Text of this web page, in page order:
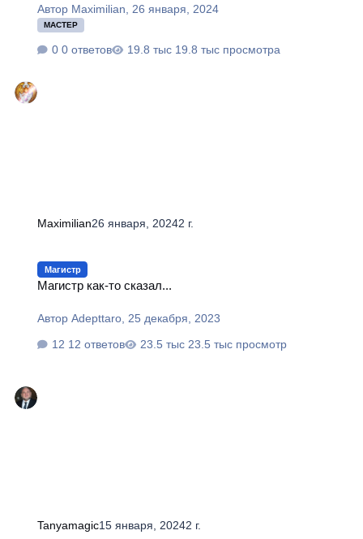
Автор Maximilian,26 января, 2024
МАСТЕР
0 ответов 19.8 тыс просмотра
Maximilian26 января, 20242 г.
Магистр
Магистр как-то сказал...
АвторAdepttaro,25 декабря, 2023
12 ответов
23.5 тыс просмотр
Tanyamagic15 января, 20242 г.